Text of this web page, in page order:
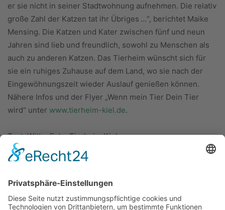
er sie nicht in seiner Stadtwohnung aufnehmen. Die relativ
große Zahl der Katzen tat ihr Übriges …“, berichtet Maike
Mensing. Die Katzen und Kater zwischen fünf und neun
Jahren sind lieb und freundlich, sowohl zu Menschen als
auch zu anderen Katzen. Das Tierheim wünscht sich für
sie ein ruhiges Zuhause auf dem Land, wo sie nach der
Eingewöhnungszeit wieder Auslauf genießen können.
Nähere Infos und der Flyer „Wenn mein Tier Dein Tier
wird“ unter www.tierheim-kiel.de.
Text: Witte; Foto: Tierheim Kiel